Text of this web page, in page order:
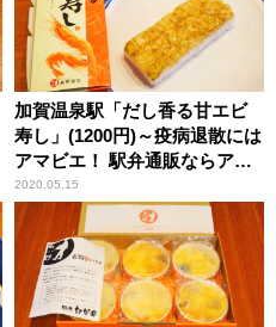
加賀温泉駅「だし香る甘エビ
寿し」(1200円)～疫病退散には
アマビエ！ 駅弁通販ならアマ
エビ!?
2020.05.15